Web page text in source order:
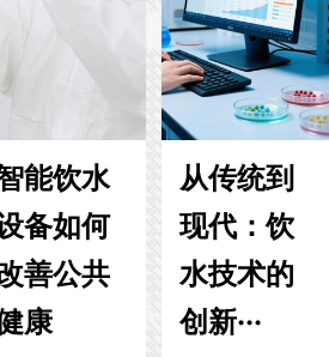
能饮水
备如何
善公共
康
从传统到
现代：饮
水技术的
创新···